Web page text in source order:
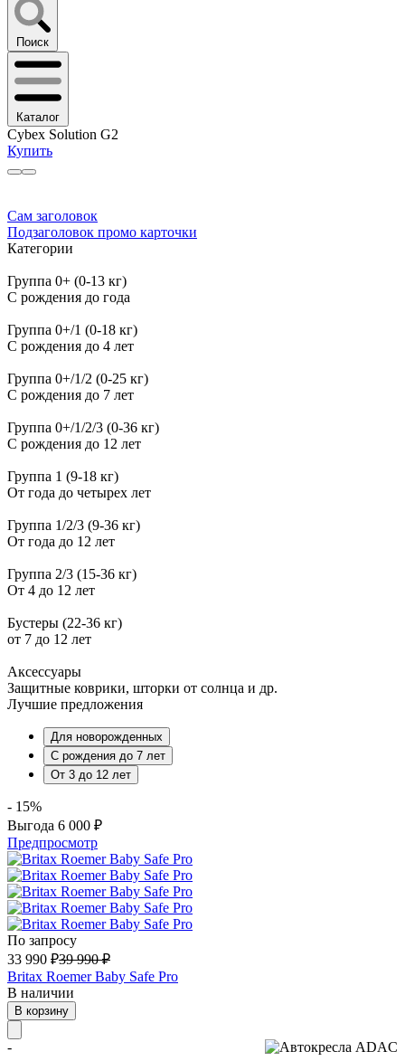
Поиск
Каталог
Cybex Solution G2
Купить
Сам заголовок
Подзаголовок промо карточки
Категории
Группа 0+ (0-13 кг)
С рождения до года
Группа 0+/1 (0-18 кг)
С рождения до 4 лет
Группа 0+/1/2 (0-25 кг)
С рождения до 7 лет
Группа 0+/1/2/3 (0-36 кг)
С рождения до 12 лет
Группа 1 (9-18 кг)
От года до четырех лет
Группа 1/2/3 (9-36 кг)
От года до 12 лет
Группа 2/3 (15-36 кг)
От 4 до 12 лет
Бустеры (22-36 кг)
от 7 до 12 лет
Аксессуары
Защитные коврики, шторки от солнца и др.
Лучшие предложения
Для новорожденных
С рождения до 7 лет
От 3 до 12 лет
- 15%
Выгода 6 000 ₽
Предпросмотр
По запросу
33 990 ₽39 990 ₽
Britax Roemer Baby Safe Pro
В наличии
В корзину
-